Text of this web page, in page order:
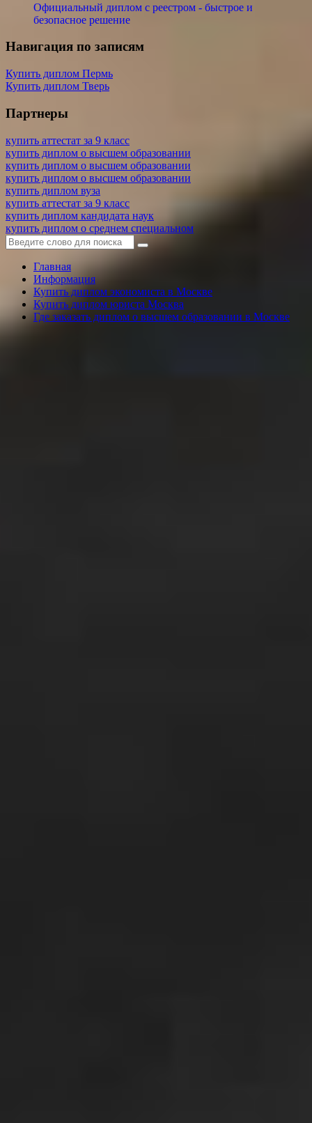
Официальный диплом с реестром - быстрое и
безопасное решение
Навигация по записям
Купить диплом Пермь
Купить диплом Тверь
Партнеры
купить аттестат за 9 класс
купить диплом о высшем образовании
купить диплом о высшем образовании
купить диплом о высшем образовании
купить диплом вуза
купить аттестат за 9 класс
купить диплом кандидата наук
купить диплом о среднем специальном
Главная
Информация
Купить диплом экономиста в Москве
Купить диплом юриста Москва
Где заказать диплом о высшем образовании в Москве